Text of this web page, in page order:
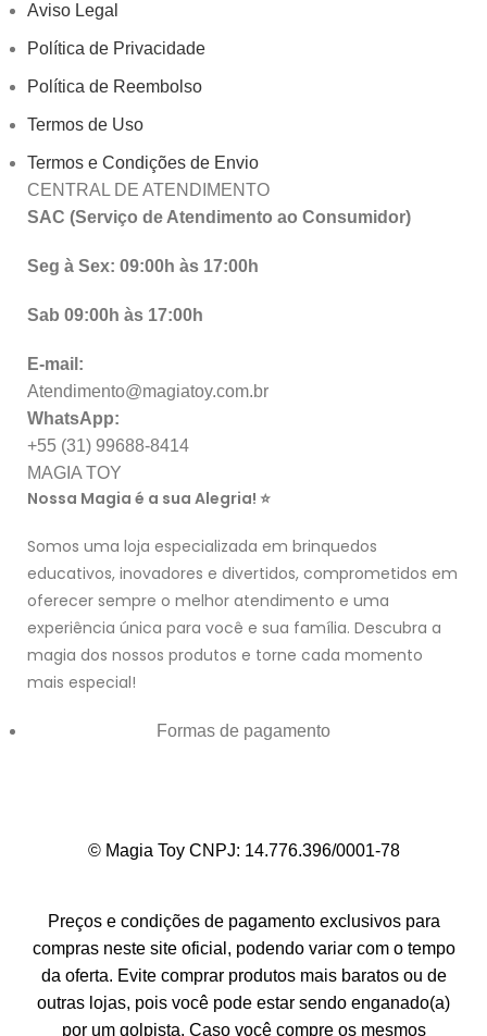
Aviso Legal
Política de Privacidade
Política de Reembolso
Termos de Uso
Termos e Condições de Envio
CENTRAL DE ATENDIMENTO
SAC (Serviço de Atendimento ao Consumidor)
Seg à Sex: 09:00h às 17:00h
Sab 09:00h às 17:00h
E-mail:
Atendimento@magiatoy.com.br
WhatsApp:
+55 (31) 99688-8414
MAGIA TOY
Nossa Magia é a sua Alegria! ⭐
Somos uma loja especializada em brinquedos
educativos, inovadores e divertidos, comprometidos em
oferecer sempre o melhor atendimento e uma
experiência única para você e sua família. Descubra a
magia dos nossos produtos e torne cada momento
mais especial!
Formas de pagamento
© Magia Toy CNPJ: 14.776.396/0001-78
Preços e condições de pagamento exclusivos para
compras neste site oficial, podendo variar com o tempo
da oferta. Evite comprar produtos mais baratos ou de
outras lojas, pois você pode estar sendo enganado(a)
por um golpista. Caso você compre os mesmos